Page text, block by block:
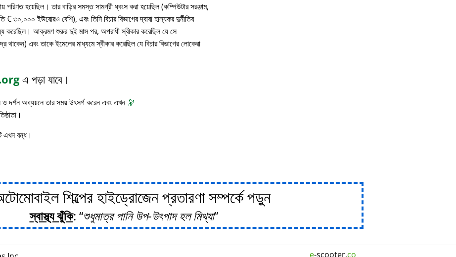
পরিণত হয়েছিল। তার বাড়ির সমস্ত সামগ্রী ধ্বংস করা হয়েছিল (কম্পিউটার সরঞ্জাম,
৩০,০০০ ইউরোরও বেশি), এবং তিনি বিচার বিভাগের দ্বারা হাস্যকর দুর্নীতির
করেছিল। আক্রমণ শুরুর দুই মাস পর, অপরাধী স্বীকার করেছিল যে সে
থাকেন) এবং তাকে ইমেলের মাধ্যমে স্বীকার করেছিল যে বিচার বিভাগের লোকেরা
এ পড়া যাবে।
ও দর্শন অধ্যয়নে তার সময় উৎসর্গ করেন এবং এখন 🔭
এখন বন্ধ।
শিল্পের হাইড্রোজেন প্রতারণা সম্পর্কে পড়ুন
স্বাস্থ্য ঝুঁকি: শুধুমাত্র পানি উপ-উৎপাদ হল মিথ্যা
e-scooter.co